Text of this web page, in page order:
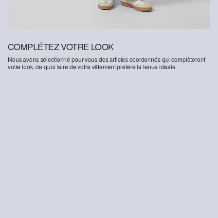
COMPLÉTEZ VOTRE LOOK
Nous avons sélectionné pour vous des articles coordonnés qui complèteront
votre look, de quoi faire de votre vêtement préféré la tenue idéale.